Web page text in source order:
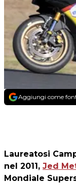
Aggiungi come
Laureatosi
nel 2011, Jed
Mondiale